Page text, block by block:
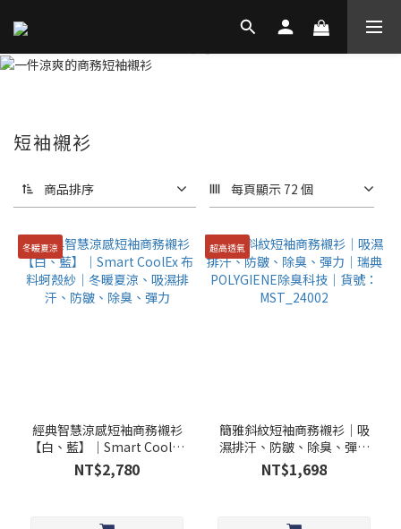
短袖襯衫
商品排序 每頁顯示 72 個
冬暖夏涼
經典智慧涼感短袖商務襯衫
【白、藍】｜Smart CoolEx
布料蚵殼紗｜冬暖夏涼、吸
濕排汗、防皺、除臭、彈力
NT$2,780
超高透氣
簡雅斜紋短袖商務襯衫│吸
濕排汗、防皺、除臭、彈力
│瑞典POLYGIENE除臭科技
｜貨號：MST_24002
NT$1,698